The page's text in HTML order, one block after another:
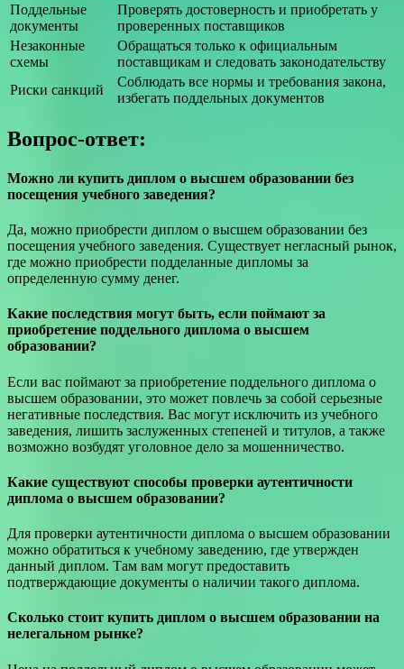
Поддельные
документы
Проверять достоверность и приобретать у
проверенных поставщиков
Незаконные
схемы
Обращаться только к официальным
поставщикам и следовать законодательству
Риски санкций
Соблюдать все нормы и требования закона,
избегать поддельных документов
Вопрос-ответ:
Можно ли купить диплом о высшем образовании без
посещения учебного заведения?
Да, можно приобрести диплом о высшем образовании без
посещения учебного заведения. Существует негласный рынок,
где можно приобрести подделанные дипломы за
определенную сумму денег.
Какие последствия могут быть, если поймают за
приобретение поддельного диплома о высшем
образовании?
Если вас поймают за приобретение поддельного диплома о
высшем образовании, это может повлечь за собой серьезные
негативные последствия. Вас могут исключить из учебного
заведения, лишить заслуженных степеней и титулов, а также
возможно возбудят уголовное дело за мошенничество.
Какие существуют способы проверки аутентичности
диплома о высшем образовании?
Для проверки аутентичности диплома о высшем образовании
можно обратиться к учебному заведению, где утвержден
данный диплом. Там вам могут предоставить
подтверждающие документы о наличии такого диплома.
Сколько стоит купить диплом о высшем образовании на
нелегальном рынке?